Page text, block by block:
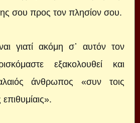
σου προς τον πλησίον σου.
γιατί ακόμη σ᾽ αυτόν τον
εξακολουθεί και
άνθρωπος «συν τοις